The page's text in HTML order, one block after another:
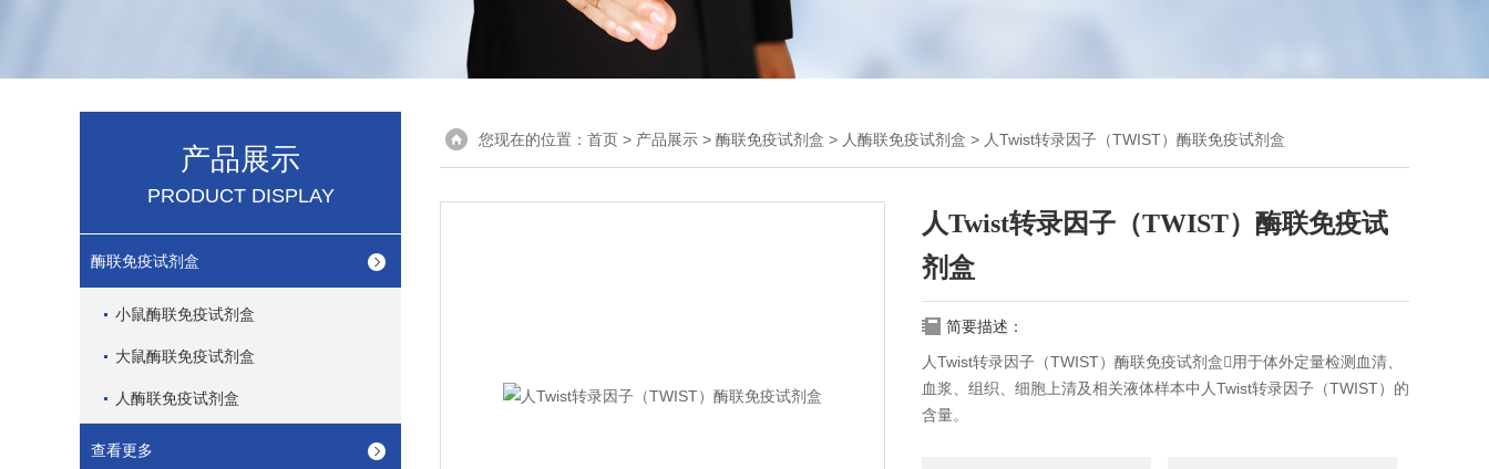
产品展示
PRODUCT DISPLAY
酶联免疫试剂盒
小鼠酶联免疫试剂盒
大鼠酶联免疫试剂盒
人酶联免疫试剂盒
查看更多
您现在的位置： 首页 > 产品展示 > 酶联免疫试剂盒 > 人酶联免疫试剂盒 > 人Twist转录因子（TWIST）酶联免疫试剂盒
人Twist转录因子（TWIST）酶联免疫试
剂盒
简要描述：
人Twist转录因子（TWIST）酶联免疫试剂盒用于体外定量检测血清、
血浆、组织、细胞上清及相关液体样本中人Twist转录因子（TWIST）的
含量。